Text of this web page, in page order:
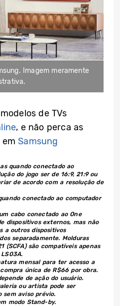
Imagem meramente
de TVs
, e não perca as
Samsung
quando conectado ao
do jogo ser de 16:9, 21:9 ou
de acordo com a resolução de
conectado ao computador
cabo conectado ao One
dispositivos externos, mas não
a outros dispositivos
separadamente. Molduras
(SCFA) são compatíveis apenas
mensal para ter acesso a
única de R$66 por obra.
de ação do usuário.
ou artista pode ser
sem aviso prévio.
modo Stand-by.